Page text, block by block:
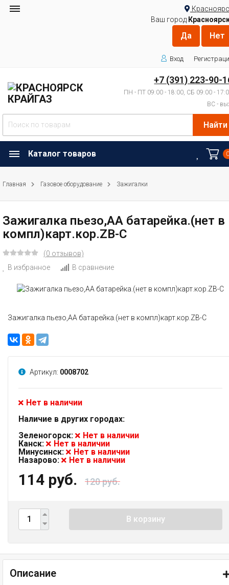
Ваш город
Вход
+7 (391) 223-90-
ПН - ПТ 09:00 - 18:00, СБ 09:00 -
ВС -
Найти
Каталог товаров
Главная Газовое оборудование Зажигалки
Зажигалка пьезо,АА батарейка.(нет в
компл)карт.кор.ZB-C
(0 отзывов)
В избранное
В сравнение
Зажигалка пьезо,АА батарейка.(нет в компл)карт.кор.ZB-C
Артикул: 0008702
Нет в наличии
Наличие в других городах:
Зеленогорск:
Нет в наличии
Канск:
Нет в наличии
Минусинск:
Нет в наличии
Назарово:
Нет в наличии
114 руб. 120 руб.
В корзину
Описание